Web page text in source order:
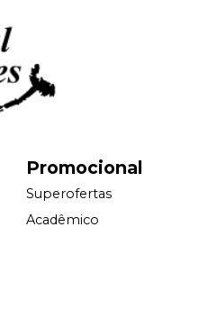
Promocional
Superofertas
Acadêmico